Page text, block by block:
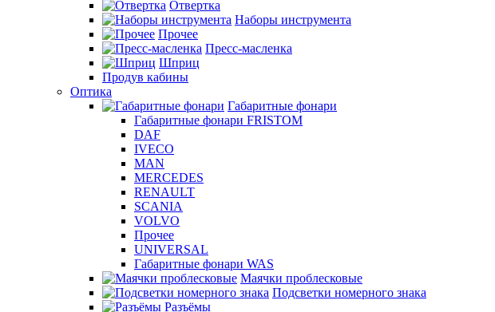
Отвертка
Наборы инструмента
Прочее
Пресс-масленка
Шприц
Продув кабины
Оптика
Габаритные фонари
Габаритные фонари FRISTOM
DAF
IVECO
MAN
MERCEDES
RENAULT
SCANIA
VOLVO
Прочее
UNIVERSAL
Габаритные фонари WAS
Маячки проблесковые
Подсветки номерного знака
Разъёмы